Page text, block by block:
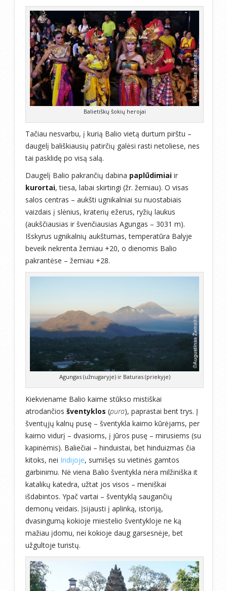
Balietiškų šokių herojai
Tačiau nesvarbu, į kurią Balio vietą durtum pirštu –
daugelį bališkiausių patirčių galėsi rasti netoliese, nes
tai pasklidę po visą salą.
Daugelį Balio pakrančių dabina paplūdimiai ir
kurortai, tiesa, labai skirtingi (žr. žemiau). O visas
salos centras – aukšti ugnikalniai su nuostabiais
vaizdais į slėnius, kraterių ežerus, ryžių laukus
(aukščiausias ir švenčiausias Agungas – 3031 m).
Išskyrus ugnikalnių aukštumas, temperatūra Balyje
beveik nekrenta žemiau +20, o dienomis Balio
pakrantėse – žemiau +28.
Agungas (užnugaryje) ir Baturas (priekyje)
Kiekviename Balio kaime stūkso mistiškai
atrodančios šventyklos (pura), paprastai bent trys. Į
šventųjų kalnų pusę – šventykla kaimo kūrėjams, per
kaimo vidurį – dvasioms, į jūros pusę – mirusiems (su
kapinėmis). Baliečiai – hinduistai, bet hinduizmas čia
kitoks, nei Indijoje, sumišęs su vietinės gamtos
garbinimu. Nė viena Balio šventykla nėra milžiniška it
katalikų katedra, užtat jos visos – meniškai
išdabintos. Ypač vartai – šventyklą saugančių
demonų veidais. Įsijausti į aplinką, istoriją,
dvasingumą kokioje miestelio šventykloje ne ką
mažiau įdomu, nei kokioje daug garsesnėje, bet
užgultoje turistų.